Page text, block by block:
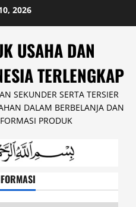
2026
USAHA DAN
TERLENGKAP
SEKUNDER SERTA TERSIER
DALAM BERBELANJA DAN
PRODUK